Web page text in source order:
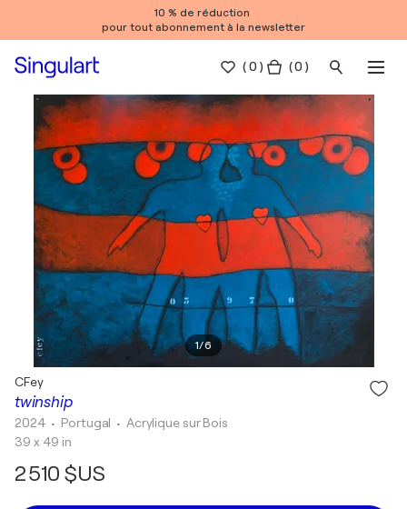
10 % de réduction
pour tout abonnement à la newsletter
(0 ) ( 0 )
1/6
twinship
CFey
2024 • Portugal • Acrylique sur Bois
39 x 49 in
2 510 $US